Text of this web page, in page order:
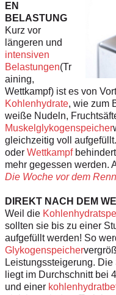
EN
BELASTUNG
Kurz vor
längeren und
intensiven
Belastungen(Tr
aining,
Wettkampf) ist es von
Kohlenhydrate, wie zum
weiße Nudeln,
Muskelglykogenspeicher
gleichzeitig voll
oder Wettkampf
mehr gegessen werden.
Die Woche vor dem
DIREKT NACH DEM
Weil die
sollten sie bis zu einer
aufgefüllt werden! So
Glykogenspeicher
Leistungssteigerung.
liegt im Durchschnitt bei
und einer